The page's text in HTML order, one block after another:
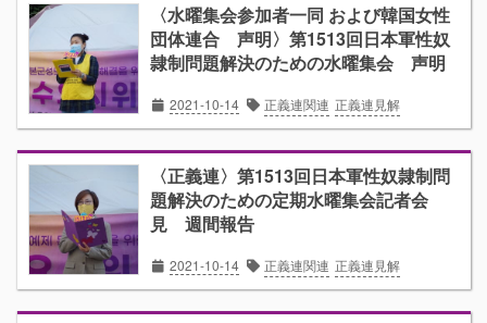
〈水曜集会参加者一同 および韓国女性
団体連合 声明〉第1513回日本軍性奴
隷制問題解決のための水曜集会 声明
2021-10-14 正義連関連 正義連見解
〈正義連〉第1513回日本軍性奴隷制問
題解決のための定期水曜集会記者会
見 週間報告
2021-10-14 正義連関連 正義連見解